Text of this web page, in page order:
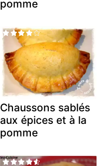
pomme
Chaussons sablés
aux épices et à la
pomme